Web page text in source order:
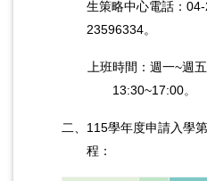
生策略中心電話：
23596334。
上班時間：週一~週
13:30~17:00。
二、115學年度申請入學
程：